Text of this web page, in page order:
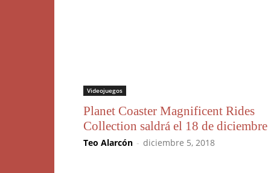
Videojuegos
Planet Coaster Magnificent Rides
Collection saldrá el 18 de diciembre
Teo Alarcón - diciembre 5, 2018